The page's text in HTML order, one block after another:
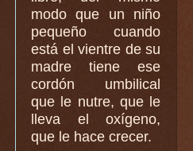
modo que un niño
pequeño cuando
está el vientre de su
madre tiene ese
cordón umbilical
que le nutre, que le
lleva el oxígeno,
que le hace crecer.